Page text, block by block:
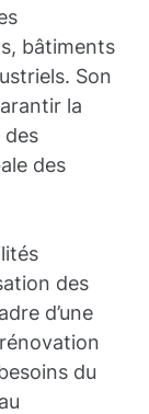
bâtiments
Son
la
des
des
des
d’une
du